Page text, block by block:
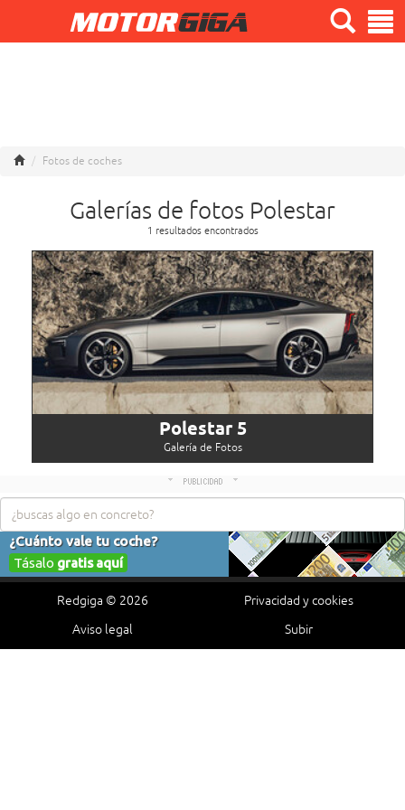
Fotos de coches
Galerías de fotos Polestar
1 resultados encontrados
Polestar 5
Galería de Fotos
Redgiga © 2026
Privacidad y cookies
Aviso legal
Subir